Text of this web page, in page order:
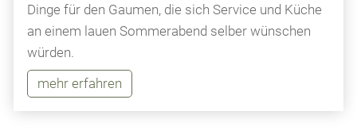
Dinge für den Gaumen, die sich Service und Küche
an einem lauen Sommerabend selber wünschen
würden.
mehr erfahren